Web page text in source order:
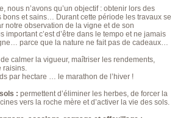
nous n’avons qu’un objectif : obtenir lors des
bons et sains… Durant cette période les travaux se
notre observation de la vigne et de son
important c’est d’être dans le tempo et ne jamais
parce que la nature ne fait pas de cadeaux…
calmer la vigueur, maîtriser les rendements,
raisins.
par hectare … le marathon de l’hiver !
: permettent d’éliminer les herbes, de forcer la
vers la roche mère et d’activer la vie des sols.